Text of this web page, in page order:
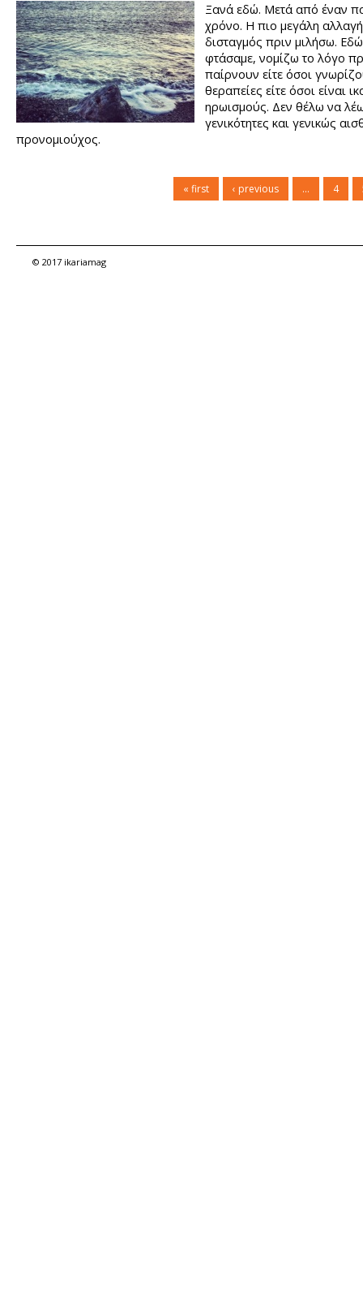
Ξανά εδώ. Μετά από έναν
χρόνο. Η πιο μεγάλη
δισταγμός πριν μιλήσω.
φτάσαμε, νομίζω το λόγο
παίρνουν είτε όσοι
θεραπείες είτε όσοι είναι
ηρωισμούς. Δεν θέλω να
γενικότητες και γενικώς
προνομιούχος.
« first ‹ previous … 4
© 2017 ikariamag